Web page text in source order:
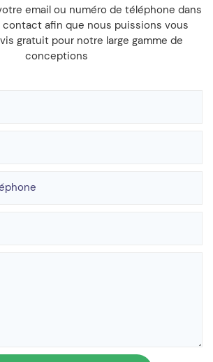
email ou numéro de téléphone dans
contact afin que nous puissions vous
gratuit pour notre large gamme de
conceptions